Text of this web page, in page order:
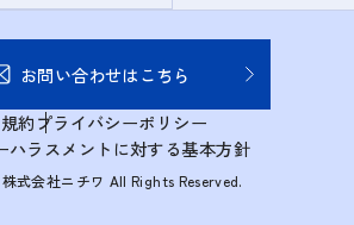
お問い合わせはこちら
約プライバシーポリシー
ハラスメントに対する基本方針
式会社ニチワ All Rights Reserved.